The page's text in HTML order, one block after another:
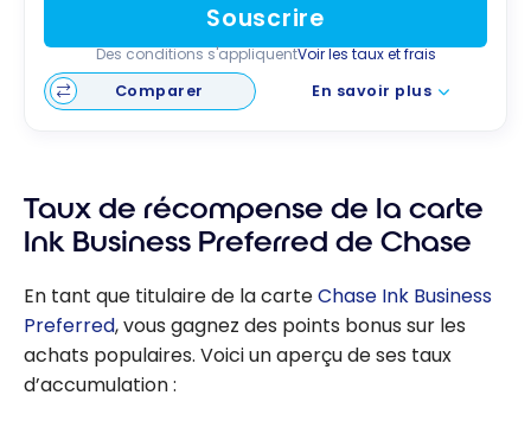
Souscrire
Des conditions s'appliquentVoir les taux et frais
Comparer
En savoir plus
Taux de récompense de la carte
Ink Business Preferred de Chase
En tant que titulaire de la carteChase Ink Business
Preferred, vous gagnez des points bonus sur les
achats populaires. Voici un aperçu de ses taux
d’accumulation :